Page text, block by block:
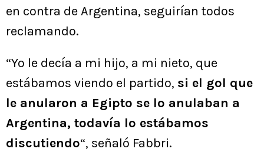
en contra de Argentina, seguirían todos
reclamando.
“Yo le decía a mi hijo, a mi nieto, que
estábamos viendo el partido, si el gol que
le anularon a Egipto se lo anulaban a
Argentina, todavía lo estábamos
discutiendo“, señaló Fabbri.